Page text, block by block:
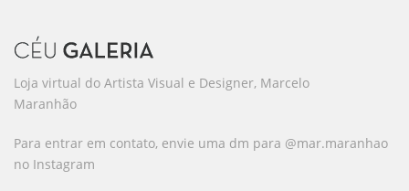
Loja virtual do Artista Visual e Designer, Marcelo
Maranhão
Para entrar em contato, envie uma dm para @mar.maranhao
no Instagram